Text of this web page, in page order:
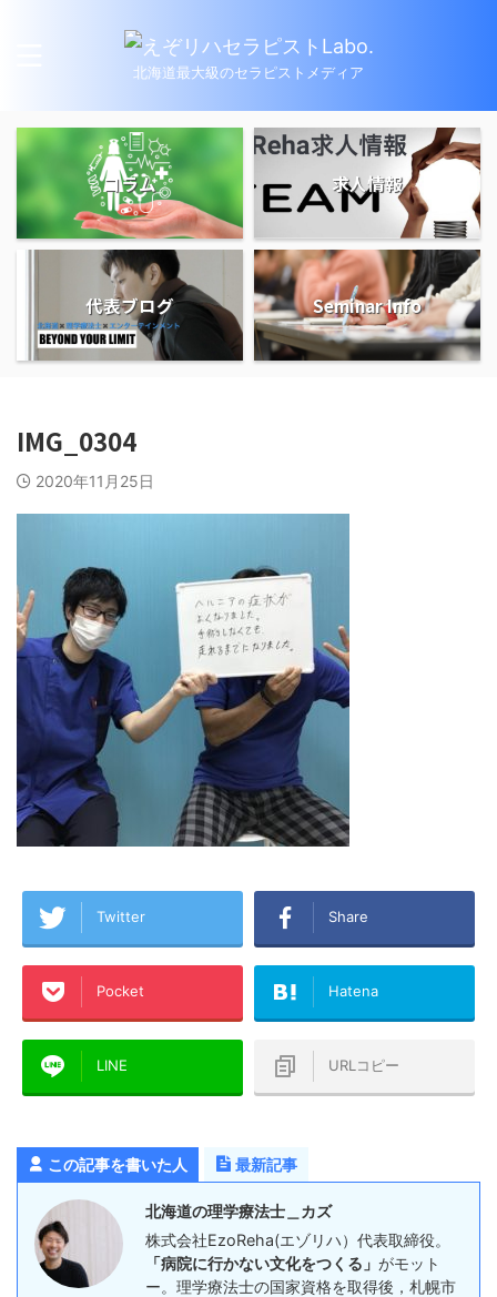
北海道最大級のセラピストメディア
コラム 求人情報
代表ブログ Seminar Info
IMG_0304
2020年11月25日
Twitter Share
Pocket Hatena
LINE URLコピー
この記事を書いた人 最新記事
北海道の理学療法士＿カズ
株式会社EzoReha(エゾリハ）代表取締役。
「病院に行かない文化をつくる」 がモット
ー。理学療法士の国家資格を取得後，札幌市